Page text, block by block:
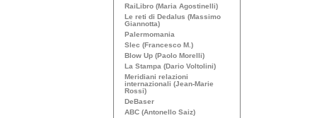
RaiLibro (Maria Agostinelli)
Le reti di Dedalus (Massimo
Giannotta)
Palermomania
Slec (Francesco M.)
Blow Up (Paolo Morelli)
La Stampa (Dario Voltolini)
Meridiani relazioni
internazionali (Jean-Marie
Rossi)
DeBaser
ABC (Antonello Saiz)